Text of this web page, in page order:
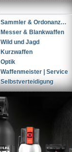
Sammler & Ordonanzwaffen
Messer & Blankwaffen
Wild und Jagd
Kurzwaffen
Optik
Waffenmeister | Service
Selbstverteidigung